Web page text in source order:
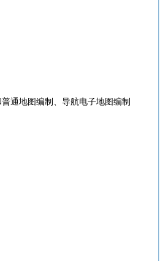
通地图编制、导航电子地图编制